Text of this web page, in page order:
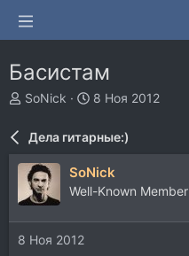
Басистам
А
о
р
т
е
SoNick
Д
н
а
ч
8 Ноя 2012
Дела гитарные:)
SoNick
Well-Known Member
8 Ноя 2012